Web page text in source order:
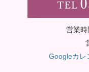
営業
Googleカレ